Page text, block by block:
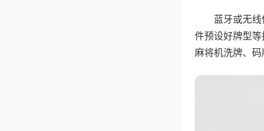
蓝牙或无
件预设好牌型
麻将机洗牌、码